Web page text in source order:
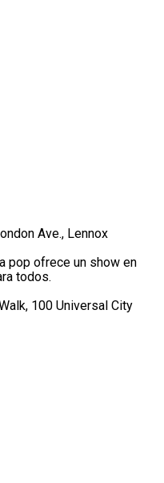
Ave., Lennox
pop ofrece un show en
todos.
100 Universal City